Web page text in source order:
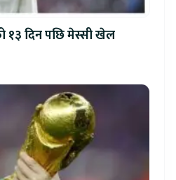
१३ दिन पछि मेस्सी खेल